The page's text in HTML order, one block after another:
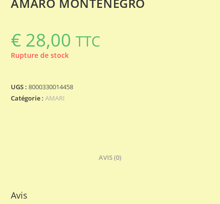
€ 28,00 TTC
Rupture de stock
UGS :8000330014458
Catégorie :AMARI
AVIS (0)
Avis